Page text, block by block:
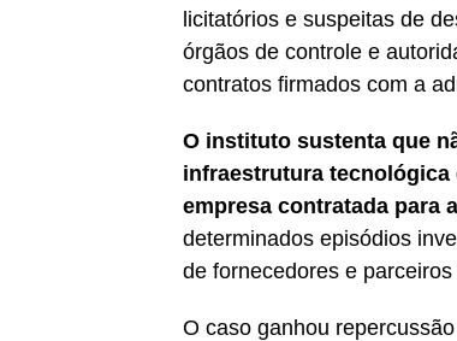
licitatórios e suspeitas de
órgãos de controle e
contratos firmados com a
O instituto sustenta que
infraestrutura tecnológica
empresa contratada para
determinados episódios
de fornecedores e
O caso ganhou